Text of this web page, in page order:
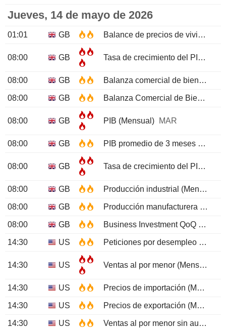
Jueves, 14 de mayo de 2026
01:01 GB Balance de precios de vivienda RICS
08:00 GB Tasa de crecimiento del PIB (Interanual) preliminar
08:00 GB Balanza comercial de bienes (sin UE)
08:00 GB Balanza Comercial de Bienes
08:00 GB PIB (Mensual) MAR
08:00 GB PIB promedio de 3 mesesMAR
08:00 GB Tasa de crecimiento del PIB (Trimestral) preliminar
08:00 GB Producción industrial (Mensual)
08:00 GB Producción manufacturera (Mensual)
08:00 GB Business Investment QoQ Prel
14:30 US Peticiones por desempleoMAY/
14:30 US Ventas al por menor (Mensual)
14:30 US Precios de importación (Mensual)
14:30 US Precios de exportación (Mensual)
14:30 US Ventas al por menor sin automóviles (Mensual)